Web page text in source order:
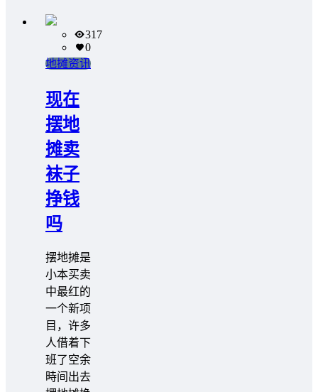
317
0
地摊资讯
现在
摆地
摊卖
袜子
挣钱
吗
摆地摊是
小本买卖
中最红的
一个新项
目，许多
人借着下
班了空余
時间出去